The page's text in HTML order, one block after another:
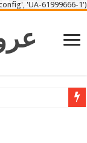
'UA-61999666-1');